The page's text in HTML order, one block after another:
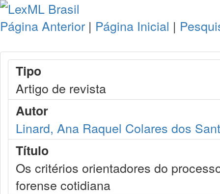
Página Anterior | Página Inicial |
Tipo
Artigo de revista
Autor
Linard, Ana Raquel Colares dos
Título
Os critérios orientadores do
forense cotidiana